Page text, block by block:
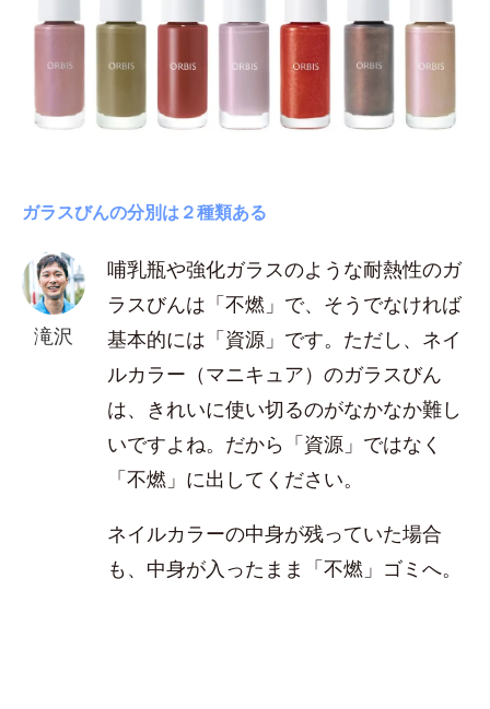
ガラスびんの分別は２種類ある
滝沢
哺乳瓶や強化ガラスのような耐熱性のガ
ラスびんは「不燃」で、そうでなければ
基本的には「資源」です。ただし、ネイ
ルカラー（マニキュア）のガラスびん
は、きれいに使い切るのがなかなか難し
いですよね。だから「資源」ではなく
「不燃」に出してください。
ネイルカラーの中身が残っていた場合
も、中身が入ったまま「不燃」ゴミへ。